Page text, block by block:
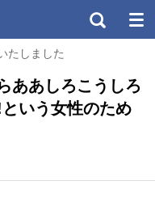
たしました
ああしろこうしろ
いう女性のため